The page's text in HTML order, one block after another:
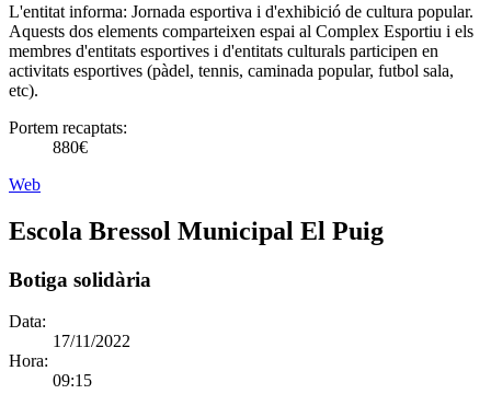
L'entitat informa: Jornada esportiva i d'exhibició de cultura popular.
Aquests dos elements comparteixen espai al Complex Esportiu i els
membres d'entitats esportives i d'entitats culturals participen en
activitats esportives (pàdel, tennis, caminada popular, futbol sala,
etc).
Portem recaptats:
880€
Web
Escola Bressol Municipal El Puig
Botiga solidària
Data:
17/11/2022
Hora:
09:15